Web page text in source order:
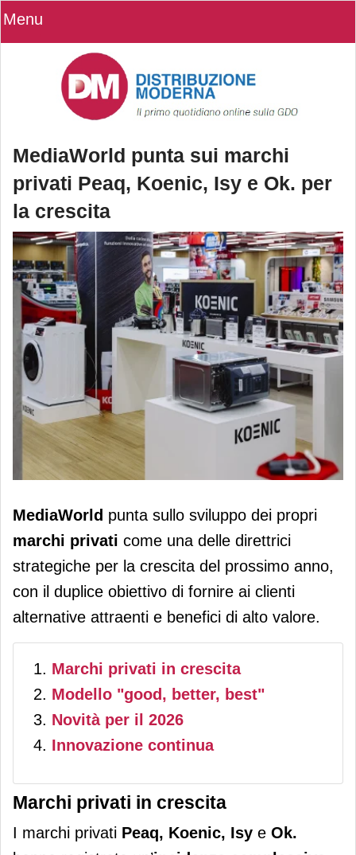
Menu
MediaWorld punta sui marchi
privati Peaq, Koenic, Isy e Ok. per
la crescita
MediaWorld punta sui marchi privati
Peaq, Koenic, Isy e Ok. per la crescita
MediaWorld punta sullo sviluppo dei propri
marchi privati come una delle direttrici
strategiche per la crescita del prossimo anno,
con il duplice obiettivo di fornire ai clienti
alternative attraenti e benefici di alto valore.
Marchi privati in crescita
Modello "good, better, best"
Novità per il 2026
Innovazione continua
Marchi privati in crescita
I marchi privati Peaq, Koenic, Isy e Ok.